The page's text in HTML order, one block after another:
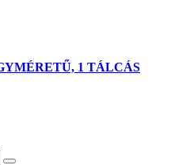
1 TÁLCÁS